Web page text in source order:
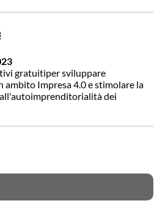
gratuitiper sviluppare
ambito Impresa 4.0 e stimolare la
dei